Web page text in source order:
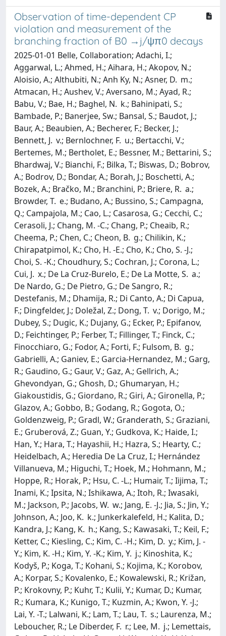
Observation of time-dependent CP
violation and measurement of the
branching fraction of B0 →j/ψπ0 decays
2025-01-01 Belle, Collaboration; Adachi, I.;
Aggarwal, L.; Ahmed, H.; Aihara, H.; Akopov, N.;
Aloisio, A.; Althubiti, N.; Anh Ky, N.; Asner, D. m.;
Atmacan, H.; Aushev, V.; Aversano, M.; Ayad, R.;
Babu, V.; Bae, H.; Baghel, N. k.; Bahinipati, S.;
Bambade, P.; Banerjee, Sw.; Bansal, S.; Baudot, J.;
Baur, A.; Beaubien, A.; Becherer, F.; Becker, J.;
Bennett, J. v.; Bernlochner, F. u.; Bertacchi, V.;
Bertemes, M.; Bertholet, E.; Bessner, M.; Bettarini, S.;
Bhardwaj, V.; Bianchi, F.; Bilka, T.; Biswas, D.; Bobrov,
A.; Bodrov, D.; Bondar, A.; Borah, J.; Boschetti, A.;
Bozek, A.; Bračko, M.; Branchini, P.; Briere, R. a.;
Browder, T. e.; Budano, A.; Bussino, S.; Campagna,
Q.; Campajola, M.; Cao, L.; Casarosa, G.; Cecchi, C.;
Cerasoli, J.; Chang, M. -C.; Chang, P.; Cheaib, R.;
Cheema, P.; Chen, C.; Cheon, B. g.; Chilikin, K.;
Chirapatpimol, K.; Cho, H. -E.; Cho, K.; Cho, S. -J.;
Choi, S. -K.; Choudhury, S.; Cochran, J.; Corona, L.;
Cui, J. x.; De La Cruz-Burelo, E.; De La Motte, S. a.;
De Nardo, G.; De Pietro, G.; De Sangro, R.;
Destefanis, M.; Dhamija, R.; Di Canto, A.; Di Capua,
F.; Dingfelder, J.; Doležal, Z.; Dong, T. v.; Dorigo, M.;
Dubey, S.; Dugic, K.; Dujany, G.; Ecker, P.; Epifanov,
D.; Feichtinger, P.; Ferber, T.; Fillinger, T.; Finck, C.;
Finocchiaro, G.; Fodor, A.; Forti, F.; Fulsom, B. g.;
Gabrielli, A.; Ganiev, E.; Garcia-Hernandez, M.; Garg,
R.; Gaudino, G.; Gaur, V.; Gaz, A.; Gellrich, A.;
Ghevondyan, G.; Ghosh, D.; Ghumaryan, H.;
Giakoustidis, G.; Giordano, R.; Giri, A.; Gironella, P.;
Glazov, A.; Gobbo, B.; Godang, R.; Gogota, O.;
Goldenzweig, P.; Gradl, W.; Granderath, S.; Graziani,
E.; Gruberová, Z.; Guan, Y.; Gudkova, K.; Haide, I.;
Han, Y.; Hara, T.; Hayashii, H.; Hazra, S.; Hearty, C.;
Heidelbach, A.; Heredia De La Cruz, I.; Hernández
Villanueva, M.; Higuchi, T.; Hoek, M.; Hohmann, M.;
Hoppe, R.; Horak, P.; Hsu, C. -L.; Humair, T.; Iijima, T.;
Inami, K.; Ipsita, N.; Ishikawa, A.; Itoh, R.; Iwasaki,
M.; Jackson, P.; Jacobs, W. w.; Jang, E. -J.; Jia, S.; Jin, Y.;
Johnson, A.; Joo, K. k.; Junkerkalefeld, H.; Kalita, D.;
Kandra, J.; Kang, K. h.; Kang, S.; Kawasaki, T.; Keil, F.;
Ketter, C.; Kiesling, C.; Kim, C. -H.; Kim, D. y.; Kim, J. -
Y.; Kim, K. -H.; Kim, Y. -K.; Kim, Y. j.; Kinoshita, K.;
Kodyš, P.; Koga, T.; Kohani, S.; Kojima, K.; Korobov,
A.; Korpar, S.; Kovalenko, E.; Kowalewski, R.; Križan,
P.; Krokovny, P.; Kuhr, T.; Kulii, Y.; Kumar, D.; Kumar,
R.; Kumara, K.; Kunigo, T.; Kuzmin, A.; Kwon, Y. -J.;
Lai, Y. -T.; Lalwani, K.; Lam, T.; Lau, T. s.; Laurenza, M.;
Leboucher, R.; Le Diberder, F. r.; Lee, M. j.; Lemettais,